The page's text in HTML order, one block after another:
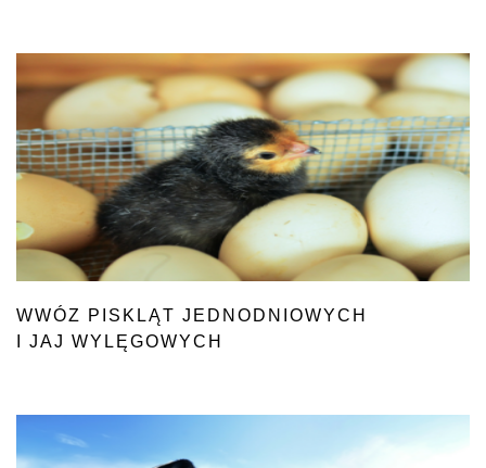
WWÓZ PISKLĄT JEDNODNIOWYCH
I JAJ WYLĘGOWYCH